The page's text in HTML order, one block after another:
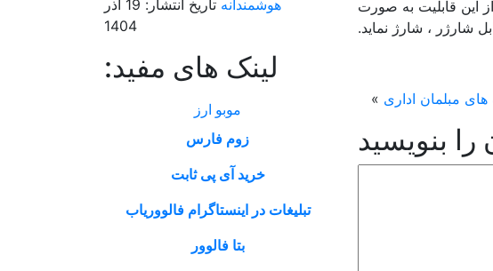
این قابلیت به صورت
شارژر ، شارژ نماید.
مبلمان اداری »
را بنویسید
هوشمندانه
تاریخ انتشار: 19 آذر
1404
لینک های مفید:
موبو ارز
زوم فارس
خرید آی پی ثابت
تبلیغات در اینستاگرام فالووریاب
بتا فالوور